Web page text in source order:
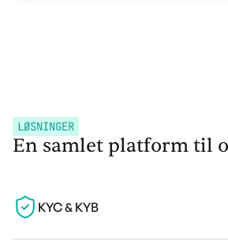
LØSNINGER
En samlet platform til
KYC & KYB